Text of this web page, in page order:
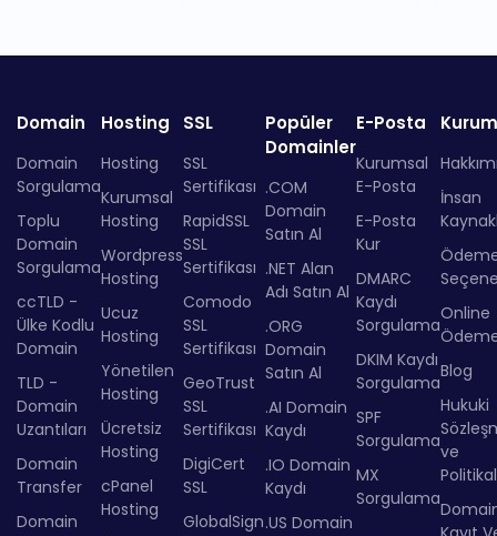
Domain
Domain
Sorgulama
Toplu
Domain
Sorgulama
ccTLD -
Ülke Kodlu
Domain
TLD -
Domain
Uzantıları
Domain
Transfer
Domain
Hosting
Hosting
Kurumsal
Hosting
Wordpress
Hosting
Ucuz
Hosting
Yönetilen
Hosting
Ücretsiz
Hosting
cPanel
Hosting
SSL
SSL
Sertifikası
RapidSSL
SSL
Sertifikası
Comodo
SSL
Sertifikası
GeoTrust
SSL
Sertifikası
DigiCert
SSL
GlobalSign
Popüler
Domainler
.COM
Domain
Satın Al
.NET Alan
Adı Satın Al
.ORG
Domain
Satın Al
.AI Domain
Kaydı
.IO Domain
Kaydı
.US Domain
E-Posta
Kurumsal
E-Posta
E-Posta
Kur
DMARC
Kaydı
Sorgulama
DKIM Kaydı
Sorgulama
SPF
Sorgulama
MX
Sorgulama
İnsan
Online
Blog
Hukuki
ve